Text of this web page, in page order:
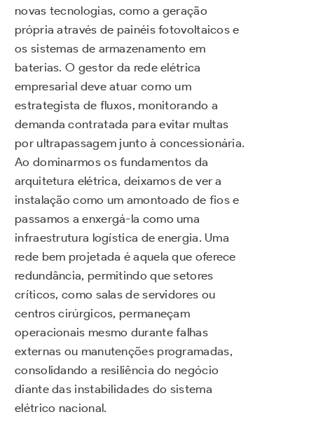
novas tecnologias, como a geração
própria através de painéis fotovoltaicos e
os sistemas de armazenamento em
baterias. O gestor da rede elétrica
empresarial deve atuar como um
estrategista de fluxos, monitorando a
demanda contratada para evitar multas
por ultrapassagem junto à concessionária.
Ao dominarmos os fundamentos da
arquitetura elétrica, deixamos de ver a
instalação como um amontoado de fios e
passamos a enxergá-la como uma
infraestrutura logística de energia. Uma
rede bem projetada é aquela que oferece
redundância, permitindo que setores
críticos, como salas de servidores ou
centros cirúrgicos, permaneçam
operacionais mesmo durante falhas
externas ou manutenções programadas,
consolidando a resiliência do negócio
diante das instabilidades do sistema
elétrico nacional.